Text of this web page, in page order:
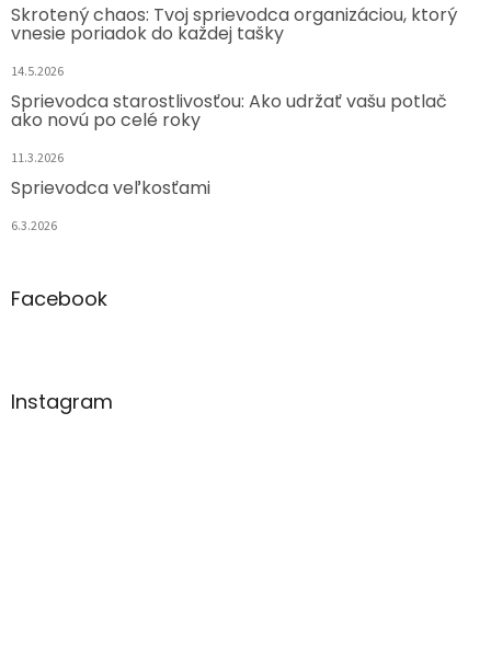
Skrotený chaos: Tvoj sprievodca organizáciou, ktorý
vnesie poriadok do každej tašky
14.5.2026
Sprievodca starostlivosťou: Ako udržať vašu potlač
ako novú po celé roky
11.3.2026
Sprievodca veľkosťami
6.3.2026
Facebook
Instagram